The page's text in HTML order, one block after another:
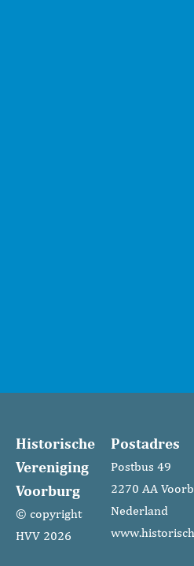
Historische
Vereniging
Voorburg
© copyright
HVV 2026
Postadres
Postbus 49
2270 AA
Nederland